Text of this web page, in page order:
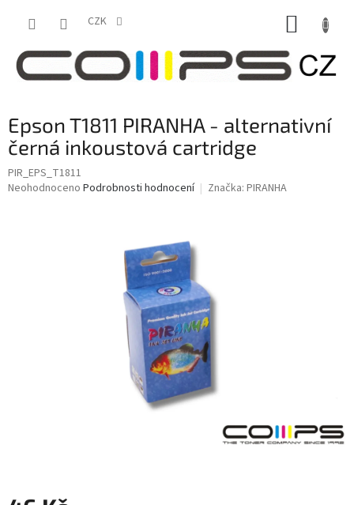
CZK
Epson T1811 PIRANHA - alternativní
černá inkoustová cartridge
PIR_EPS_T1811
Průměrné
Neohodnoceno Podrobnosti hodnocení Značka: PIRANHA